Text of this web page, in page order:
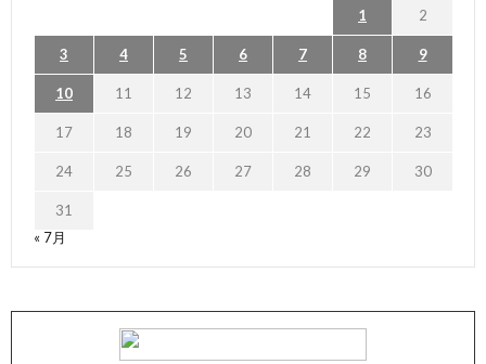
1 2
3 4 5 6 7 8 9
10 11 12 13 14 15 16
17 18 19 20 21 22 23
24 25 26 27 28 29 30
31
« 7月